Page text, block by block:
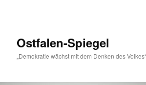
Ostfalen-Spiegel
„Demokratie wächst mit dem Denken des